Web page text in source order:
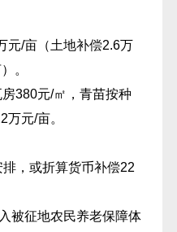
元/亩（土地补偿2.6万
。
380元/㎡，青苗按种
元/亩。
，或折算货币补偿22
被征地农民养老保障体